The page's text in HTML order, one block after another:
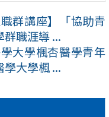
職群講座】「協助青
職涯導 ...
大學楓杏醫學青年
大學楓 ...